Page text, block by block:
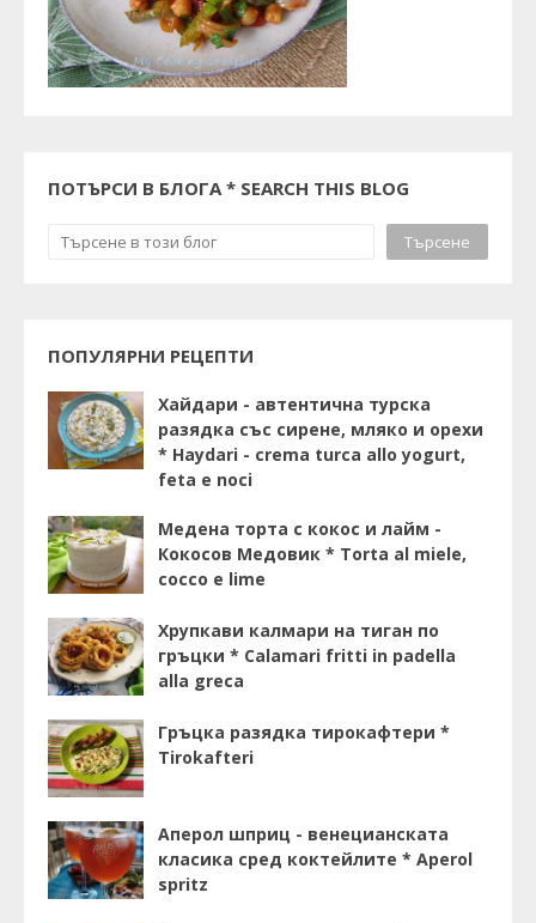
ПОТЪРСИ В БЛОГА * SEARCH THIS BLOG
ПОПУЛЯРНИ РЕЦЕПТИ
Хайдари - автентична турска
разядка със сирене, мляко и орехи
* Haydari - crema turca allo yogurt,
feta e noci
Медена торта с кокос и лайм -
Кокосов Медовик * Torta al miele,
cocco e lime
Хрупкави калмари на тиган по
гръцки * Calamari fritti in padella
alla greca
Гръцка разядка тирокафтери *
Tirokafteri
Аперол шприц - венецианската
класика сред коктейлите * Aperol
spritz